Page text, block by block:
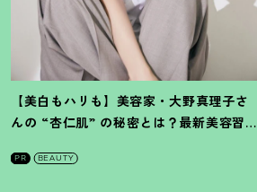
【美白もハリも】美容家・大野真理子さ
んの “杏仁肌” の秘密とは ？ 最新美容習慣
PR BEAUTY